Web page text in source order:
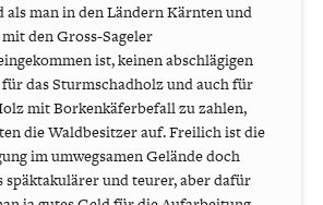
als man in den Ländern Kärnten und
den Gross-Sageler
ist, keinen abschlägigen
das Sturmschadholz und auch für
mit Borkenkäferbefall zu zahlen,
die Waldbesitzer auf. Freilich ist die
im umwegsamen Gelände doch
späktakulärer und teurer, aber dafür